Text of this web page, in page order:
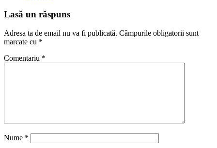
Lasă un răspuns
Adresa ta de email nu va fi publicată. Câmpurile obligatorii sunt
marcate cu *
Comentariu *
Nume *